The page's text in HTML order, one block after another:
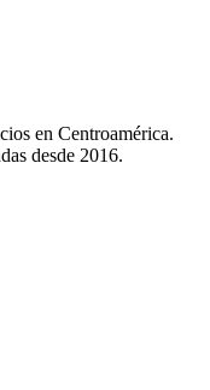
en Centroamérica.
desde 2016.